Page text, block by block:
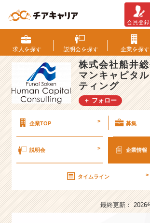
式
会
社
船
井
総
研
ヒ
マ
ピ
タ
会員登録
求人を探す 説明会を探す 企業を探す
株式会社船井
マンキャピタ
ティング
＋ フォロー
企業TOP > 募集
説明会 > 企業情報
タイムライン >
最終更新： 2026